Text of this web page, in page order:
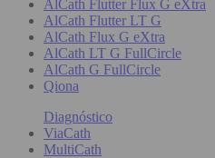
AlCath Flutter Flux G eXtra
AlCath Flutter LT G
AlCath Flux G eXtra
AlCath LT G FullCircle
AlCath G FullCircle
Qiona
Diagnóstico
ViaCath
MultiCath